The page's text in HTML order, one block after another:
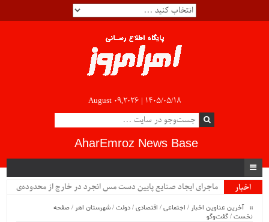
August 09,2026 | ۱۴۰۵/۰۵/۱۸
AharEmroz News Base
اخبار
ماجرای ایجاد صنایع پایین دست مس انجرد در خارج از محدوده‌ی
آخرین عناوین اخبار / اجتماعی/ اقتصادی/دولت/شهرستان اهر /صفحه
نخست/گفت‌وگو